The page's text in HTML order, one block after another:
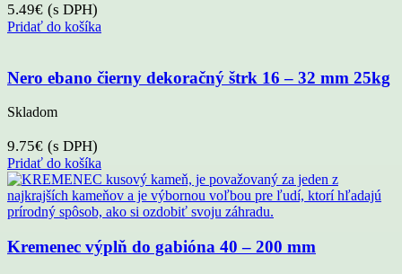
5.49€ (s DPH)
Pridať do košíka
Nero ebano čierny dekoračný štrk 16 – 32 mm 25kg
Skladom
9.75€ (s DPH)
Pridať do košíka
Kremenec výplň do gabióna 40 – 200 mm